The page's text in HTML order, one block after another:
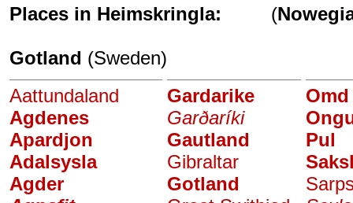
Places in Heimskringla: (
Gotland (Sweden)
Aattundaland
Agdenes
Apardjon
Adalsysla
Agder
Gardarike
Garðaríki
Gautland
Gibraltar
Gotland
Omd
Pul